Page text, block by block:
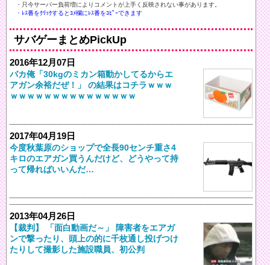
・只今サーバー負荷増によりコメントが上手く反映されない事があります。
・ﾚｽ番をｸﾘｯｸするとｺﾒ欄にﾚｽ番をｺﾋﾟｰできます
サバゲーまとめPickUp
2016年12月07日
バカ俺「30kgのミカン箱動かしてるからエ
アガン余裕だぜ！」 の結果はコチラｗｗｗ
ｗｗｗｗｗｗｗｗｗｗｗｗｗｗｗ
2017年04月19日
今度秋葉原のショップで全長90センチ重さ4
キロのエアガン買うんだけど、どうやって持
って帰ればいいんだ…
2013年04月26日
【裁判】 「面白動画だ～」 障害者をエアガ
ンで撃ったり、頭上の的に千枚通し投げつけ
たりして撮影した施設職員、初公判